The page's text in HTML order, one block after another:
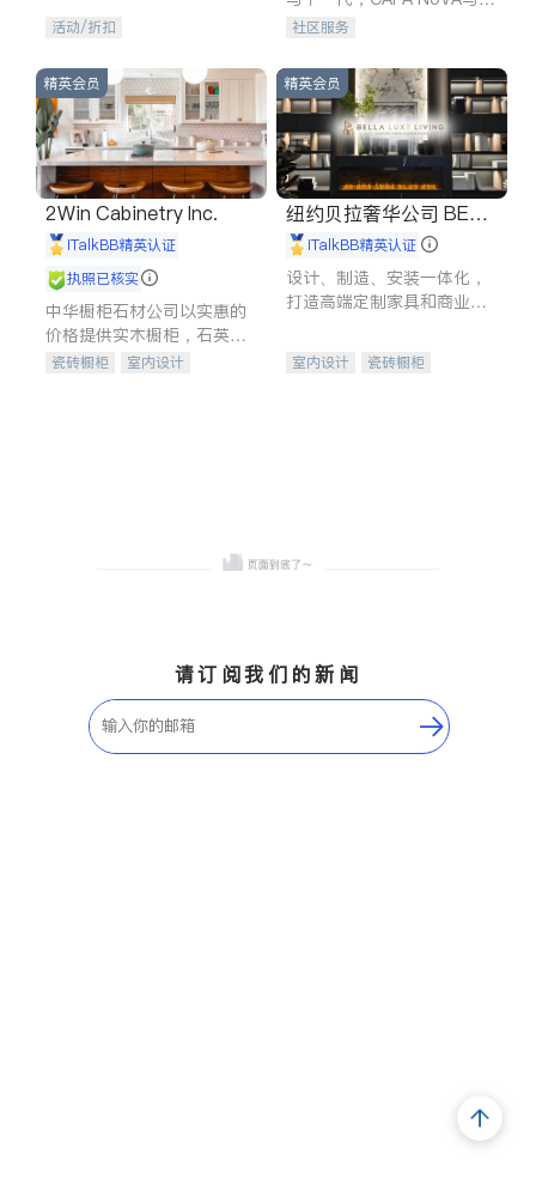
专属福利。
活动/折扣
携手建设包容、公平、充满
社区服务
精英会员
2Win Cabinetry Inc.
iTalkBB精英认证
执照已核实
中华橱柜石材公司以实惠的
价格提供实木橱柜，石英石
台面，多种优质不锈钢水
瓷砖橱柜
室内设计
精英会员
纽约贝拉奢华公司 BELL
A LUXE
iTalkBB精英认证
设计、制造、安装一体化，
打造高端定制家具和商业空
室内设计
瓷砖橱柜
请订阅我们的新闻